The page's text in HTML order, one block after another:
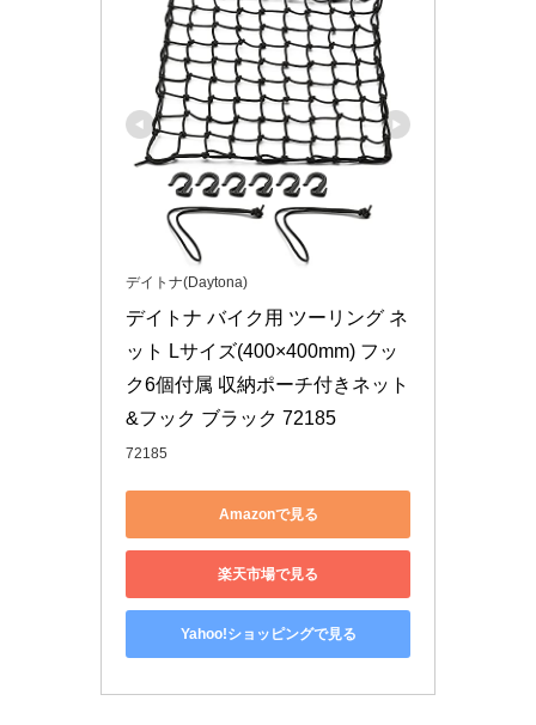
デイトナ(Daytona)
デイトナ バイク用 ツーリング ネ
ット Lサイズ(400×400mm) フッ
ク6個付属 収納ポーチ付きネット
&フック ブラック 72185
72185
Amazonで見る
楽天市場で見る
Yahoo!ショッピングで見る